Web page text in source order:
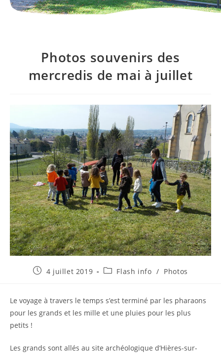
Photos souvenirs des
mercredis de mai à juillet
Publication
4 juillet 2019
PostFlash info / Photos
Le voyage à travers le temps s’est terminé par les pharaons
pour les grands et les mille et une pluies pour les plus
petits !
Les grands sont allés au site archéologique d’Hières-sur-